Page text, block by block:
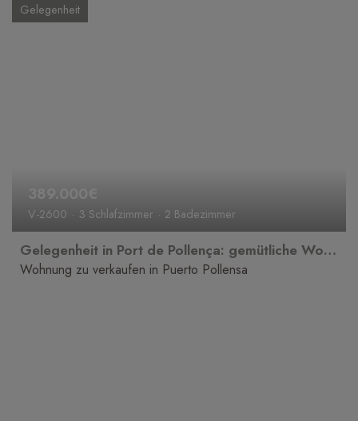
Gelegenheit
389.000€
V-2600 3 Schlafzimmer 2 Badezimmer
Gelegenheit in Port de Pollença: gemütliche Wohnung zu verkaufen
Wohnung zu verkaufen in Puerto Pollensa